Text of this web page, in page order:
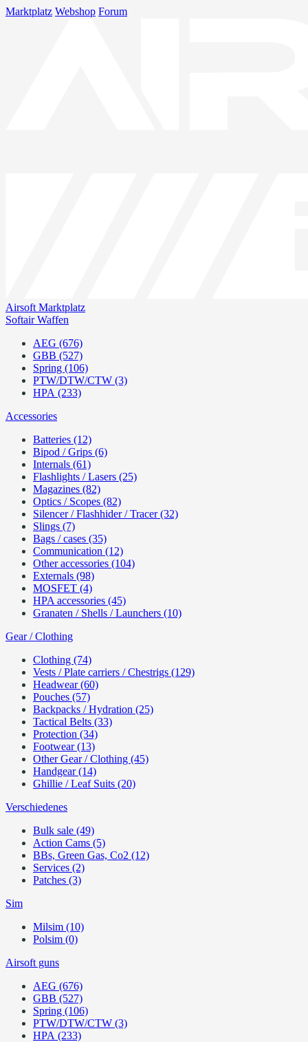
Marktplatz Webshop Forum
Airsoft Marktplatz
Softair Waffen
AEG (676)
GBB (527)
Spring (106)
PTW/DTW/CTW (3)
HPA (233)
Accessories
Batteries (12)
Bipod / Grips (6)
Internals (61)
Flashlights / Lasers (25)
Magazines (82)
Optics / Scopes (82)
Silencer / Flashhider / Tracer (32)
Slings (7)
Bags / cases (35)
Communication (12)
Other accessories (104)
Externals (98)
MOSFET (4)
HPA accessories (45)
Granaten / Shells / Launchers (10)
Gear / Clothing
Clothing (74)
Vests / Plate carriers / Chestrigs (129)
Headwear (60)
Pouches (57)
Backpacks / Hydration (25)
Tactical Belts (33)
Protection (34)
Footwear (13)
Other Gear / Clothing (45)
Handgear (14)
Ghillie / Leaf Suits (20)
Verschiedenes
Bulk sale (49)
Action Cams (5)
BBs, Green Gas, Co2 (12)
Services (2)
Patches (3)
Sim
Milsim (10)
Polsim (0)
Airsoft guns
AEG (676)
GBB (527)
Spring (106)
PTW/DTW/CTW (3)
HPA (233)